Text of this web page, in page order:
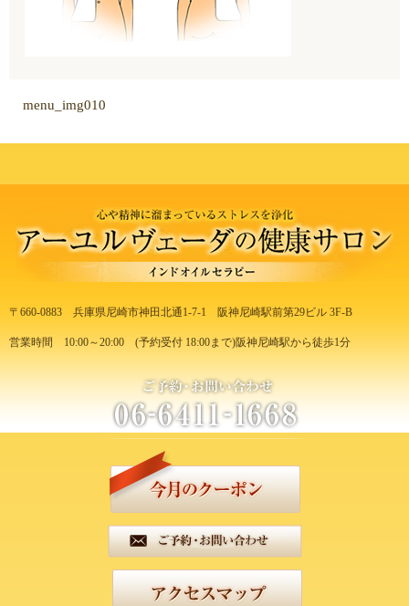
menu_img010
〒660-0883 兵庫県尼崎市神田北通1-7-1 阪神尼崎駅前第29ビル 3F-B
営業時間 10:00～20:00 (予約受付 18:00まで)阪神尼崎駅から徒歩1分